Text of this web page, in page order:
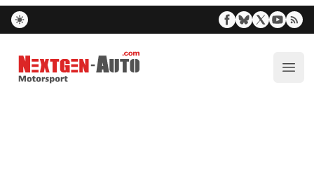
Nextgen-Auto.com